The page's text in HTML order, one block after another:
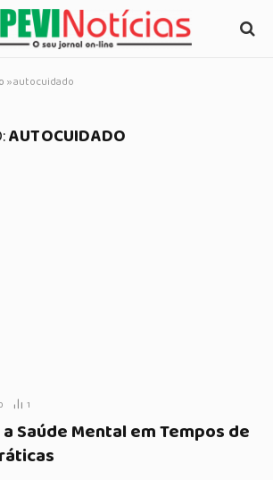
»autocuidado
AUTOCUIDADO
1
Saúde Mental em Tempos de